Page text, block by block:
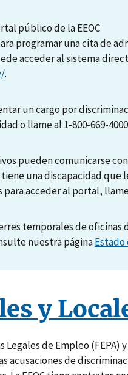
público de la EEOC
programar una cita de
acceder al sistema
.
un cargo por
o llame al 1-800-669-
pueden comunicarse con
tiene una discapacidad que
acceder al portal, llame
temporales de oficinas
nuestra página
y
Legales de Empleo (FEPA)
acusaciones de